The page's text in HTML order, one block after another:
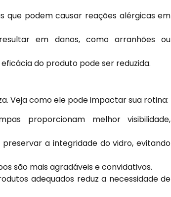
que podem causar reações alérgicas em
em danos, como arranhões ou
do produto pode ser reduzida.
Veja como ele pode impactar sua rotina:
proporcionam melhor visibilidade,
a integridade do vidro, evitando
são mais agradáveis e convidativos.
adequados reduz a necessidade de